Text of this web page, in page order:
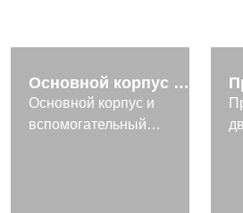
Популярные